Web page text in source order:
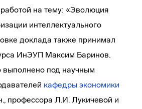
на тему: «Эволюция
интеллектуального
доклада также принимал
ИнЭУП Максим Баринов.
под научным
кафедры экономики
профессора Л.И. Лукичевой и